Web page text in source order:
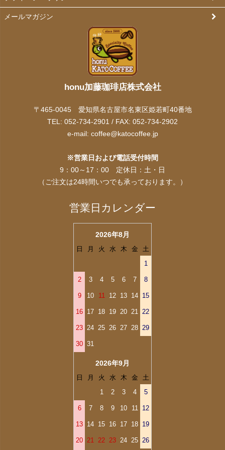
honu加藤珈琲店株式会社
〒465-0045 愛知県名古屋市名東区姫若町40番地
TEL: 052-734-2901 / FAX: 052-734-2902
e-mail: coffee@katocoffee.jp
※営業日および電話受付時間
9：00～17：00 定休日：土・日
（ご注文は24時間いつでも承っております。）
営業日カレンダー
2026年8月
日 月 火 水 木 金
土
1
2 3 4 5 6 7 8
9 10 11 12 13 14 15
16 17 18 19 20 21 22
23 24 25 26 27 28 29
30 31
2026年9月
日 月 火 水 木 金
土
1
2 3 4 5
6 7 8 9 10 11 12
13 14 15 16 17 18 19
20 21 22 23 24 25 26
メールマガジン